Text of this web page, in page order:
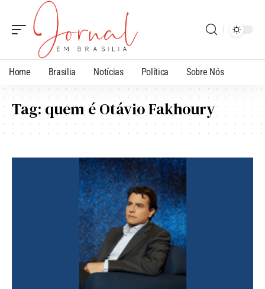
Home Brasilia Notícias Política Sobre Nós
Tag: quem é Otávio Fakhoury